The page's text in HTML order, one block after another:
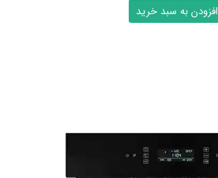
افزودن به سبد خرید